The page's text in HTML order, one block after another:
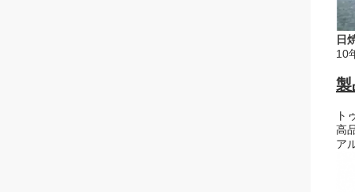
日
10
製
ト
高
ア